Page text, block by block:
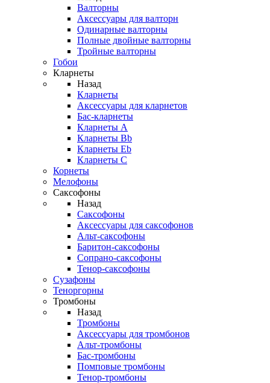
Валторны
Аксессуары для валторн
Одинарные валторны
Полные двойные валторны
Тройные валторны
Гобои
Кларнеты
Назад
Кларнеты
Аксессуары для кларнетов
Бас-кларнеты
Кларнеты A
Кларнеты Bb
Кларнеты Eb
Кларнеты С
Корнеты
Мелофоны
Саксофоны
Назад
Саксофоны
Аксессуары для саксофонов
Альт-саксофоны
Баритон-саксофоны
Сопрано-саксофоны
Тенор-саксофоны
Сузафоны
Теноргорны
Тромбоны
Назад
Тромбоны
Аксессуары для тромбонов
Альт-тромбоны
Бас-тромбоны
Помповые тромбоны
Тенор-тромбоны